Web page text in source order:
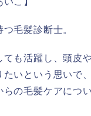
毛髪診断士。
ても活躍し、頭皮
たいという思いで
らの毛髪ケアにつ